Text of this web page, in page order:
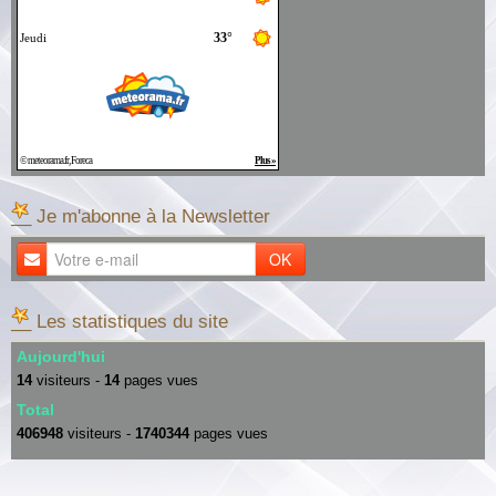
__ Je m'abonne à la Newsletter
OK
__ Les statistiques du site
Aujourd'hui
14 visiteurs - 14 pages vues
Total
406948 visiteurs - 1740344 pages vues